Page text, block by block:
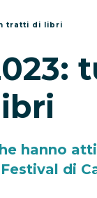
tratti di libri
hanno
di